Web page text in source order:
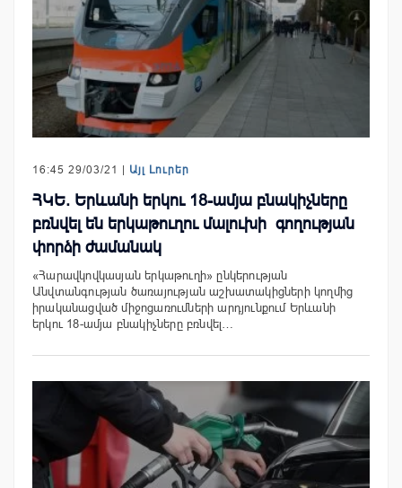
16:45 29/03/21 | Այլ Լուրեր
ՀԿԵ. Երևանի երկու 18-ամյա բնակիչները
բռնվել են երկաթուղու մալուխի գողության
փորձի ժամանակ
«Հարավկովկասյան երկաթուղի» ընկերության
Անվտանգության ծառայության աշխատակիցների կողմից
իրականացված միջոցառումների արդյունքում Երևանի
երկու 18-ամյա բնակիչները բռնվել…